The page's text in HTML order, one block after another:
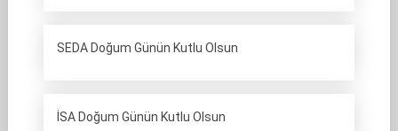
SEDA Doğum Günün Kutlu Olsun
İSA Doğum Günün Kutlu Olsun